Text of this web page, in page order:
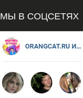
МЫ В СОЦСЕТЯХ